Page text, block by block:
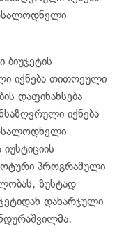
ბიუჯეტის
იქნება თითოეული
დაფინანსება
იქნება
პროგრამული
ზუსტად
დახარჯული